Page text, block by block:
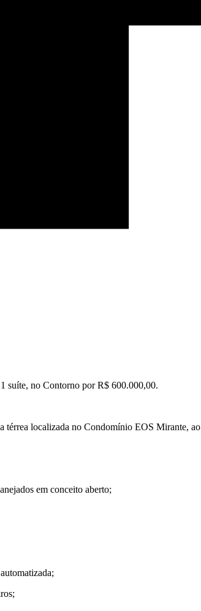
suíte, no Contorno por R$ 600.000,00.
térrea localizada no Condomínio EOS Mirante,
em conceito aberto;